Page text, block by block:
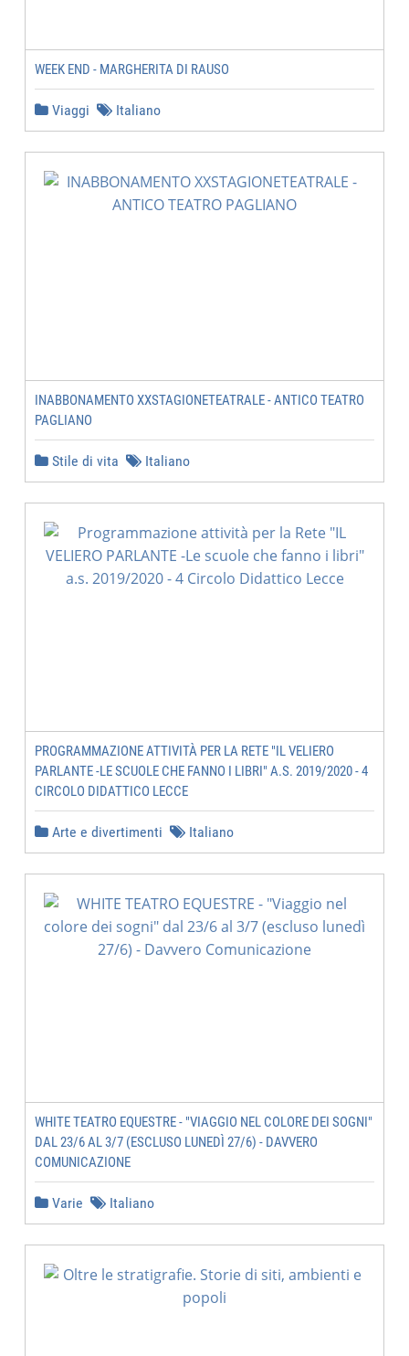
WEEK END - MARGHERITA DI RAUSO
Viaggi Italiano
INABBONAMENTO XXSTAGIONETEATRALE - ANTICO TEATRO
PAGLIANO
Stile di vita Italiano
PROGRAMMAZIONE ATTIVITÀ PER LA RETE "IL VELIERO
PARLANTE -LE SCUOLE CHE FANNO I LIBRI" A.S. 2019/2020 - 4
CIRCOLO DIDATTICO LECCE
Arte e divertimenti Italiano
WHITE TEATRO EQUESTRE - "VIAGGIO NEL COLORE DEI SOGNI"
DAL 23/6 AL 3/7 (ESCLUSO LUNEDÌ 27/6) - DAVVERO
COMUNICAZIONE
Varie Italiano